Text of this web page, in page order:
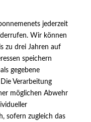
jederzeit
Wir können
zu drei Jahren auf
speichern
gegebene
Verarbeitung
möglichen Abwehr
sofern zugleich das